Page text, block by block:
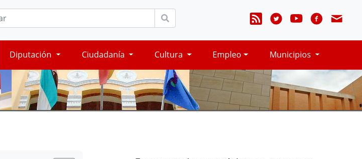
Diputación Ciudadanía Cultura Empleo Municipios